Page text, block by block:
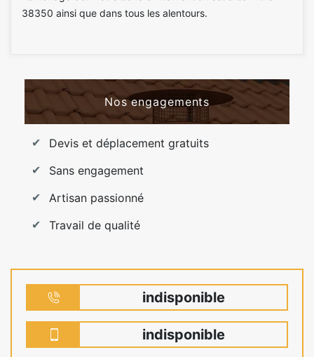
38350 ainsi que dans tous les alentours.
Nos engagements
Devis et déplacement gratuits
Sans engagement
Artisan passionné
Travail de qualité
indisponible
indisponible